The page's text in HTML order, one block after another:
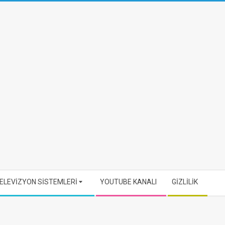
SİSTEMLERİ YOUTUBE KANALI GİZLİLİK